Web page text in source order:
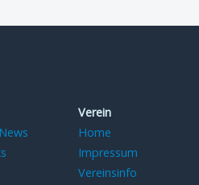
Verein
Home
Impressum
Vereinsinfo